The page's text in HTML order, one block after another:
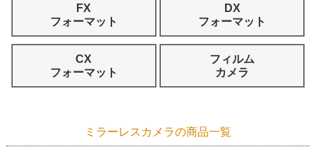
FX
フォーマット
DX
フォーマット
CX
フォーマット
フィルム
カメラ
ミラーレスカメラの商品一覧